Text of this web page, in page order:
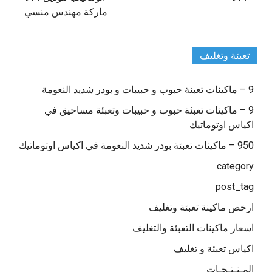
ماركة مهندس منسي
تعبئة وتغليف
9 – ماكينات تعبئة حبوب و حبيبات و بودر شديد النعومة
9 – ماكينات تعبئة حبوب و حبيبات وتعبئة مساحيق في
اكياس اوتوماتيك
950 – ماكينات تعبئة بودر شديد النعومة في اكياس اوتوماتيك
category
post_tag
ارخص ماكينة تعبئة وتغليف
اسعار ماكينات التعبئة والتغليف
اكياس تعبئة و تغليف
المـنـتـجـات